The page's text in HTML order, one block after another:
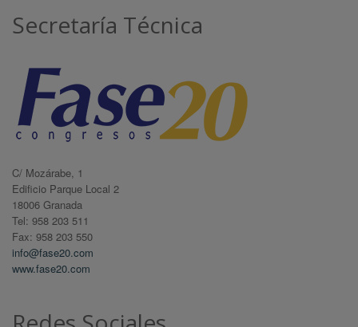
Secretaría Técnica
C/ Mozárabe, 1
Edificio Parque Local 2
18006 Granada
Tel: 958 203 511
Fax: 958 203 550
info@fase20.com
www.fase20.com